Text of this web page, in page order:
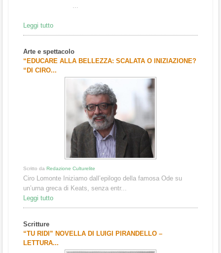
...
Leggi tutto
Arte e spettacolo
“EDUCARE ALLA BELLEZZA: SCALATA O INIZIAZIONE?
“DI CIRO...
Scritto da Redazione Culturelite
Ciro Lomonte Iniziamo dall’epilogo della famosa Ode su
un’urna greca di Keats, senza entr...
Leggi tutto
Scritture
“TU RIDI” NOVELLA DI LUIGI PIRANDELLO –
LETTURA...